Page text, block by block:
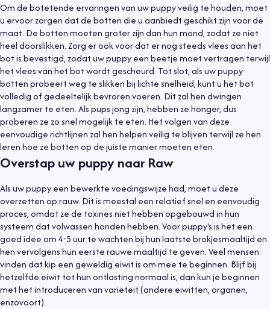
Om de botetende ervaringen van uw puppy veilig te houden, moet
u ervoor zorgen dat de botten die u aanbiedt geschikt zijn voor de
maat. De botten moeten groter zijn dan hun mond, zodat ze niet
heel doorslikken. Zorg er ook voor dat er nog steeds vlees aan het
bot is bevestigd, zodat uw puppy een beetje moet vertragen terwijl
het vlees van het bot wordt gescheurd. Tot slot, als uw puppy
botten probeert weg te slikken bij lichte snelheid, kunt u het bot
volledig of gedeeltelijk bevroren voeren. Dit zal hen dwingen
langzamer te eten. Als pups jong zijn, hebben ze honger, dus
proberen ze zo snel mogelijk te eten. Het volgen van deze
eenvoudige richtlijnen zal hen helpen veilig te blijven terwijl ze hen
leren hoe ze botten op de juiste manier moeten eten.
Overstap uw puppy naar Raw
Als uw puppy een bewerkte voedingswijze had, moet u deze
overzetten op rauw. Dit is meestal een relatief snel en eenvoudig
proces, omdat ze de toxines niet hebben opgebouwd in hun
systeem dat volwassen honden hebben. Voor puppy's is het een
goed idee om 4-5 uur te wachten bij hun laatste brokjesmaaltijd en
hen vervolgens hun eerste rauwe maaltijd te geven. Veel mensen
vinden dat kip een geweldig eiwit is om mee te beginnen. Blijf bij
hetzelfde eiwit tot hun ontlasting normaal is, dan kun je beginnen
met het introduceren van variëteit (andere eiwitten, organen,
enzovoort).
Gezondheid 4 augustus 2020
Zorg voor voldoende water bij warm weer